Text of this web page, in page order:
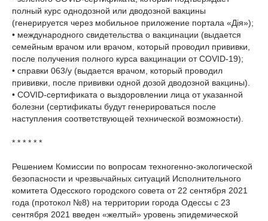
полный курс однодозной или дводозной вакцины
(генерируется через мобильное приложение портала «Дія»);
• международного свидетельства о вакцинации (выдается
семейным врачом или врачом, который проводил прививки,
после получения полного курса вакцинации от COVID-19);
• справки 063/у (выдается врачом, который проводил
прививки, после прививки одной дозой дводозной вакцины).
• COVID-сертификата о выздоровлении лица от указанной
болезни (сертификаты будут генерироваться после
наступления соответствующей технической возможности).
* * * * * *
Решением Комиссии по вопросам техногенно-экологической
безопасности и чрезвычайных ситуаций Исполнительного
комитета Одесского городского совета от 22 сентября 2021
года (протокол №8) на территории города Одессы с 23
сентября 2021 введен «желтый» уровень эпидемической